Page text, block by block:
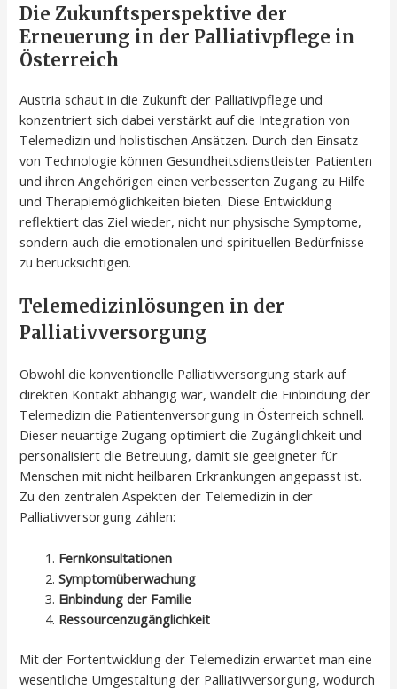
Die Zukunftsperspektive der
Erneuerung in der Palliativpflege in
Österreich
Austria schaut in die Zukunft der Palliativpflege und
konzentriert sich dabei verstärkt auf die Integration von
Telemedizin und holistischen Ansätzen. Durch den Einsatz
von Technologie können Gesundheitsdienstleister Patienten
und ihren Angehörigen einen verbesserten Zugang zu Hilfe
und Therapiemöglichkeiten bieten. Diese Entwicklung
reflektiert das Ziel wieder, nicht nur physische Symptome,
sondern auch die emotionalen und spirituellen Bedürfnisse
zu berücksichtigen.
Telemedizinlösungen in der
Palliativversorgung
Obwohl die konventionelle Palliativversorgung stark auf
direkten Kontakt abhängig war, wandelt die Einbindung der
Telemedizin die Patientenversorgung in Österreich schnell.
Dieser neuartige Zugang optimiert die Zugänglichkeit und
personalisiert die Betreuung, damit sie geeigneter für
Menschen mit nicht heilbaren Erkrankungen angepasst ist.
Zu den zentralen Aspekten der Telemedizin in der
Palliativversorgung zählen:
Fernkonsultationen
Symptomüberwachung
Einbindung der Familie
Ressourcenzugänglichkeit
Mit der Fortentwicklung der Telemedizin erwartet man eine
wesentliche Umgestaltung der Palliativversorgung, wodurch